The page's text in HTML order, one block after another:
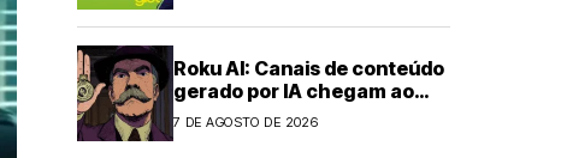
Roku AI: Canais de conteúdo
gerado por IA chegam ao
streaming
7 DE AGOSTO DE 2026